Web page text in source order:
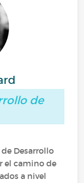
de
Desarrollo
el camino de
a nivel